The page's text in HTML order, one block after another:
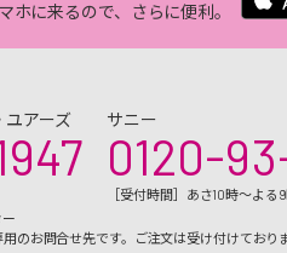
ホに来るので、さらに便利。
ユアーズ
サニー
0120-
［受付時間］あさ10時～よる
のお問合せ先です。ご注文は受け付けており